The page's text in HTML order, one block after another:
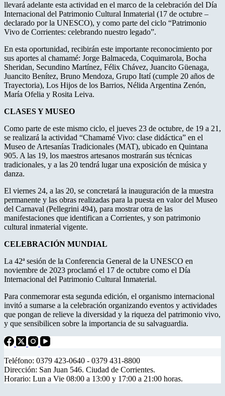
llevará adelante esta actividad en el marco de la celebración del Día
Internacional del Patrimonio Cultural Inmaterial (17 de octubre –
declarado por la UNESCO), y como parte del ciclo “Patrimonio
Vivo de Corrientes: celebrando nuestro legado”.
En esta oportunidad, recibirán este importante reconocimiento por
sus aportes al chamamé: Jorge Balmaceda, Coquimarola, Bocha
Sheridan, Secundino Martínez, Félix Chávez, Juancito Güenaga,
Juancito Benítez, Bruno Mendoza, Grupo Itatí (cumple 20 años de
Trayectoria), Los Hijos de los Barrios, Nélida Argentina Zenón,
María Ofelia y Rosita Leiva.
CLASES Y MUSEO
Como parte de este mismo ciclo, el jueves 23 de octubre, de 19 a 21,
se realizará la actividad “Chamamé Vivo: clase didáctica” en el
Museo de Artesanías Tradicionales (MAT), ubicado en Quintana
905. A las 19, los maestros artesanos mostrarán sus técnicas
tradicionales, y a las 20 tendrá lugar una exposición de música y
danza.
El viernes 24, a las 20, se concretará la inauguración de la muestra
permanente y las obras realizadas para la puesta en valor del Museo
del Carnaval (Pellegrini 494), para mostrar otra de las
manifestaciones que identifican a Corrientes, y son patrimonio
cultural inmaterial vigente.
CELEBRACIÓN MUNDIAL
La 42ª sesión de la Conferencia General de la UNESCO en
noviembre de 2023 proclamó el 17 de octubre como el Día
Internacional del Patrimonio Cultural Inmaterial.
Para conmemorar esta segunda edición, el organismo internacional
invitó a sumarse a la celebración organizando eventos y actividades
que pongan de relieve la diversidad y la riqueza del patrimonio vivo,
y que sensibilicen sobre la importancia de su salvaguardia.
Teléfono: 0379 423-0640 - 0379 431-8800
Dirección: San Juan 546. Ciudad de Corrientes.
Horario: Lun a Vie 08:00 a 13:00 y 17:00 a 21:00 horas.